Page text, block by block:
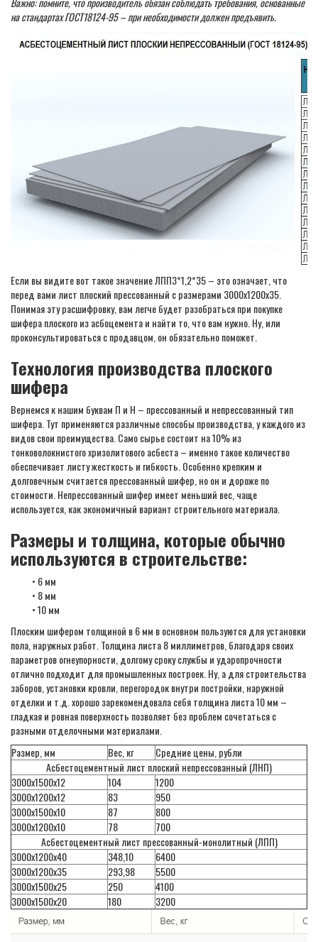
на стандартах ГОСТ18124-95 – при необходимости должен предъявить.
Если вы видите вот такое значение ЛПП3*1,2*35 – это означает, что
перед вами лист плоский прессованный с размерами 3000х1200х35.
Понимая эту расшифровку, вам легче будет разобраться при покупке
шифера плоского из асбоцемента и найти то, что вам нужно. Ну, или
проконсультироваться с продавцом, он обязательно поможет.
Технология производства плоского
шифера
Вернемся к нашим буквам П и Н – прессованный и непрессованный тип
шифера. Тут применяются различные способы производства, у каждого из
видов свои преимущества. Само сырье состоит на 10% из
тонковолокнистого хризолитового асбеста – именно такое количество
обеспечивает листу жесткость и гибкость. Особенно крепким и
долговечным считается прессованный шифер, но он и дороже по
стоимости. Непрессованный шифер имеет меньший вес, чаще
используется, как экономичный вариант строительного материала.
Размеры и толщина, которые обычно
используются в строительстве:
• 6 мм
• 8 мм
• 10 мм
Плоским шифером толщиной в 6 мм в основном пользуются для установки
пола, наружных работ. Толщина листа 8 миллиметров, благодаря своих
параметров огнеупорности, долгому сроку службы и ударопрочности
отлично подходит для промышленных построек. Ну, а для строительства
заборов, установки кровли, перегородок внутри постройки, наружной
отделки и т.д. хорошо зарекомендовала себя толщина листа 10 мм –
гладкая и ровная поверхность позволяет без проблем сочетаться с
разными отделочными материалами.
Размер, мм
Вес, кг
Средние цены, рубли
Асбестоцементный лист плоский непрессованный (ЛНП)
3000х1500х12
104
1200
3000х1200х12
83
950
3000х1500х10
87
800
3000х1200х10
78
700
Асбестоцементный лист прессованный-монолитный (ЛПП)
3000х1200х40
348,10
6400
3000х1200х35
293,98
5500
3000х1500х25
250
4100
3000х1500х20
180 3200